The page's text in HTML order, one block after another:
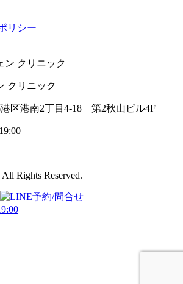
リシー
クリニック
区港南2丁目4-18 第2秋山ビル4F
Rights Reserved.